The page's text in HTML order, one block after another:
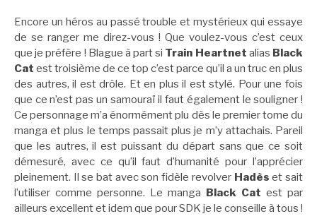
Encore un héros au passé trouble et mystérieux qui essaye
de se ranger me direz-vous ! Que voulez-vous c’est ceux
que je préfère ! Blague à part si Train Heartnet alias Black
Cat est troisième de ce top c’est parce qu’il a un truc en plus
des autres, il est drôle. Et en plus il est stylé. Pour une fois
que ce n’est pas un samouraï il faut également le souligner !
Ce personnage m’a énormément plu dès le premier tome du
manga et plus le temps passait plus je m’y attachais. Pareil
que les autres, il est puissant du départ sans que ce soit
démesuré, avec ce qu’il faut d’humanité pour l’apprécier
pleinement. Il se bat avec son fidèle revolver Hadès et sait
l’utiliser comme personne. Le manga Black Cat est par
ailleurs excellent et idem que pour SDK je le conseille à tous !